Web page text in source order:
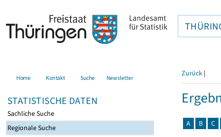
Home Kontakt Suche Newsletter
STATISTISCHE DATEN
Sachliche Suche
Regionale Suche
Zurück |
A B C